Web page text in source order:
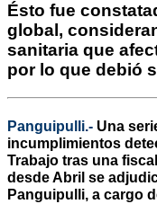
Ésto fue
global,
sanitaria que
por lo que debió
Panguipulli.- Una
incumplimientos
Trabajo tras una
desde Abril se
Panguipulli, a cargo